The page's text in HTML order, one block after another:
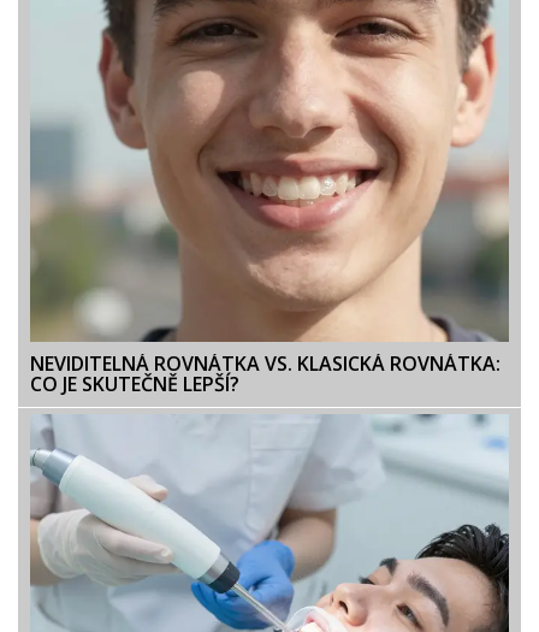
NEVIDITELNÁ ROVNÁTKA VS. KLASICKÁ ROVNÁTKA:
CO JE SKUTEČNĚ LEPŠÍ?